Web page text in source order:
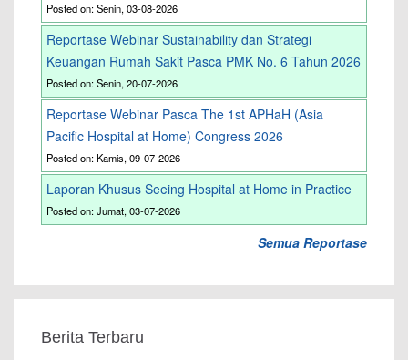
Posted on: Senin, 03-08-2026
Reportase Webinar Sustainability dan Strategi
Keuangan Rumah Sakit Pasca PMK No. 6 Tahun 2026
Posted on: Senin, 20-07-2026
Reportase Webinar Pasca The 1st APHaH (Asia
Pacific Hospital at Home) Congress 2026
Posted on: Kamis, 09-07-2026
Laporan Khusus Seeing Hospital at Home in Practice
Posted on: Jumat, 03-07-2026
Semua Reportase
Berita Terbaru